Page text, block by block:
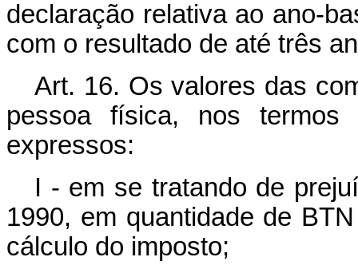
declaração relativa ao ano-
com o resultado de até três
Art. 16. Os valores das
pessoa física, nos
expressos:
I - em se tratando de
1990, em quantidade de
cálculo do imposto;